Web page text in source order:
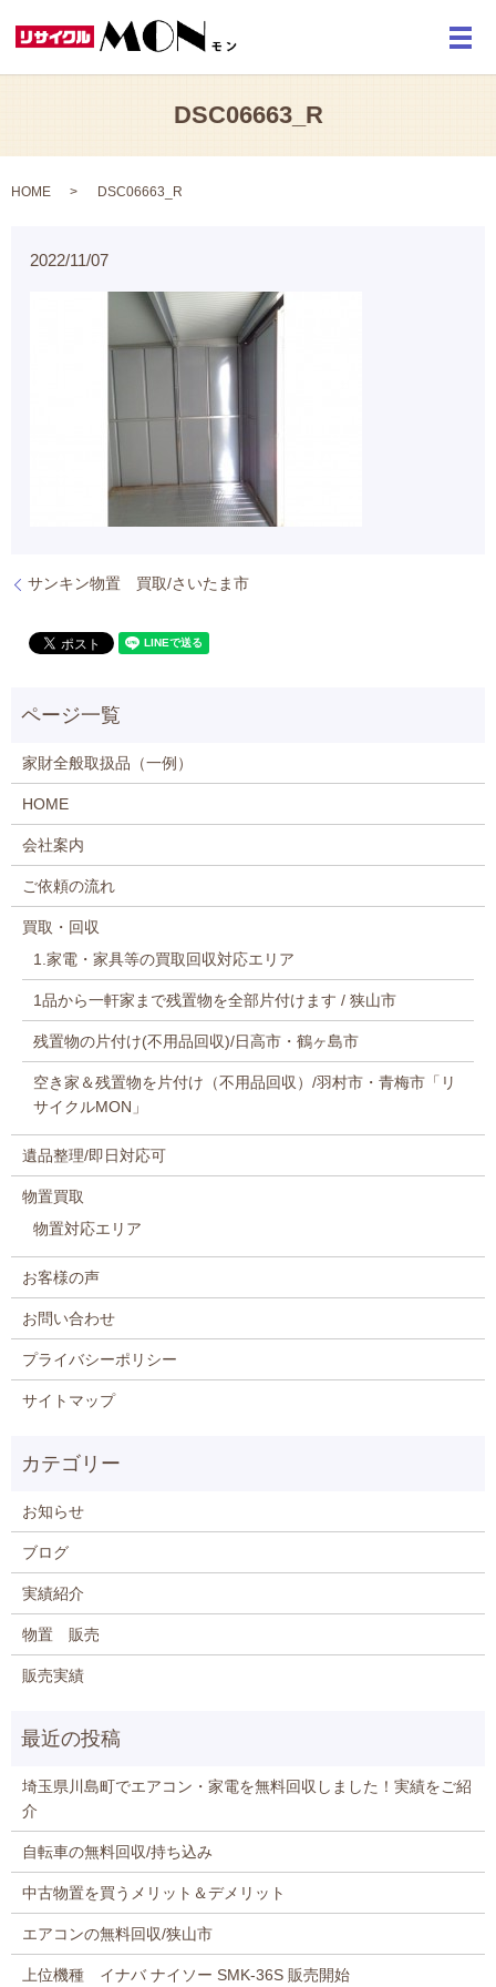
メ
DSC06663_R
HOME DSC06663_R
2022/11/07
サンキン物置 買取/さいたま市
家財全般取扱品（一例）
HOME
会社案内
ご依頼の流れ
買取・回収
1.家電・家具等の買取回収対応エリア
1品から一軒家まで残置物を全部片付けます / 狭山市
残置物の片付け(不用品回収)/日高市・鶴ヶ島市
空き家＆残置物を片付け（不用品回収）/羽村市・青梅市「リ
サイクルMON」
遺品整理/即日対応可
物置買取
物置対応エリア
お客様の声
お問い合わせ
プライバシーポリシー
サイトマップ
お知らせ
ブログ
実績紹介
物置 販売
販売実績
埼玉県川島町でエアコン・家電を無料回収しました！実績をご紹
介
自転車の無料回収/持ち込み
中古物置を買うメリット＆デメリット
エアコンの無料回収/狭山市
上位機種 イナバ ナイソー SMK-36S 販売開始